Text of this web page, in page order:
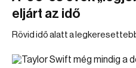
eljárt az idő
Rövid idő alatt a